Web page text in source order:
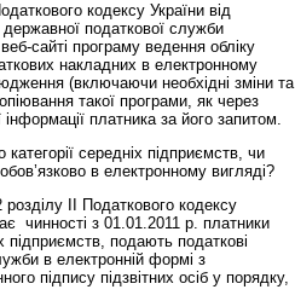
кодексу України від
податкової служби
сайті програму ведення обліку
накладних в електронному
(включаючи необхідні зміни та
такої програми, як через
інформації платника за його запитом.
середніх під­приємств, чи
в електронному вигляді?
II Податкового кодексу
чинності з 01.01.2011 р. платники
подають податкові
в електронній формі з
підпису підзвітних осіб у порядку,